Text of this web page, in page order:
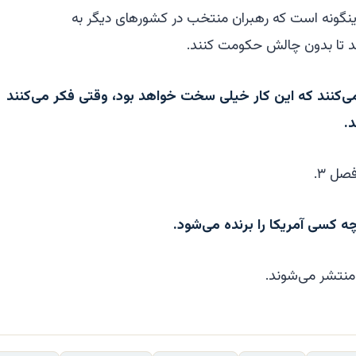
است که رهبران منتخب در کشورهای دیگر به
تا بدون چالش حکومت کنند.
که این کار خیلی سخت خواهد بود، وقتی فکر می‌کنند
۳.
کسی آمریکا را برنده می‌شود.